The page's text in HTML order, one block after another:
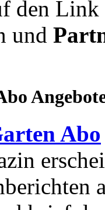
den Link
und
Abo